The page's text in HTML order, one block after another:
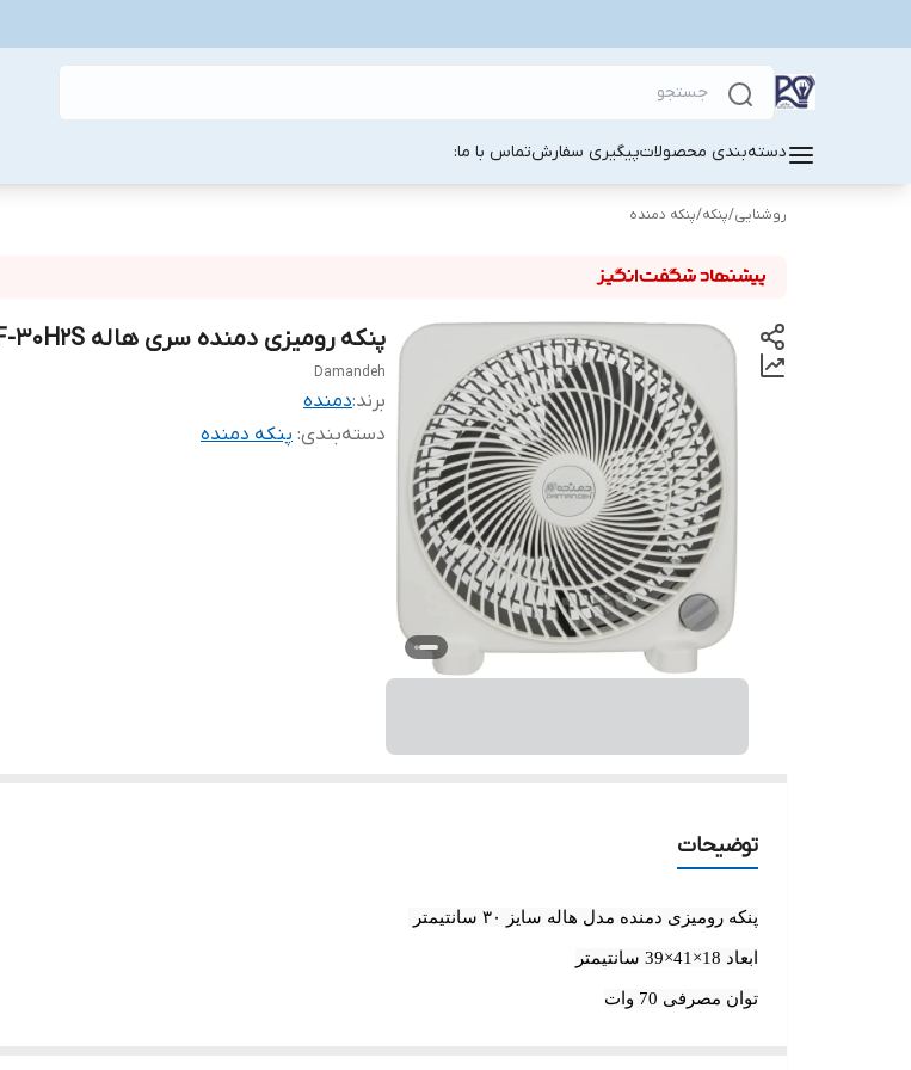
دسته‌بندی محصولاتپیگیری سفارشتماس با ما:
روشنایی/پنکه/پنکه دمنده
پنکه رومیزی دمنده سری هاله FTF-30H2S
Damandeh
برند:دمنده
دسته‌بندی: پنکه دمنده
توضیحات
پنکه رومیزی دمنده مدل هاله سایز ۳۰ سانتیمتر
ابعاد 18×41×39 سانتیمتر
توان مصرفی 70 وات